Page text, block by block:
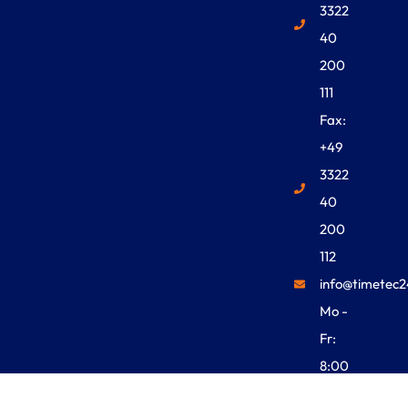
3322
40
200
111
Fax:
+49
3322
40
200
112
Mo -
Fr:
8:00